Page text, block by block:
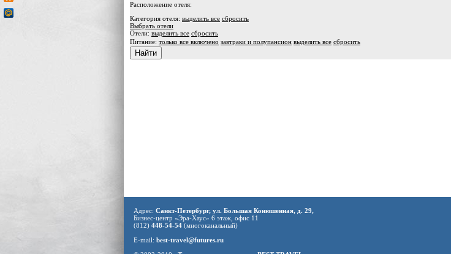
Расположение отеля:
Категория отеля: выделить все сбросить
Выбрать отели
Отели: выделить все сбросить
Питание: только все включено завтраки и полупансион выделить все сбросить
Адрес: Санкт-Петербург, ул. Большая Конюшенная, д. 29,
Бизнес-центр «Эра-Хаус» 6 этаж, офис 11
(812) 448-54-54 (многоканальный)
E-mail: best-travel@futures.ru